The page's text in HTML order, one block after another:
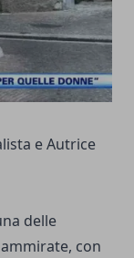
e Autrice
delle
con